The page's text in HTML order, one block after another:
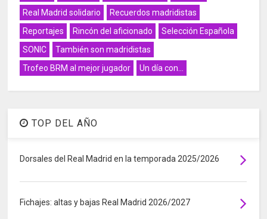
Real Madrid solidario
Recuerdos madridistas
Reportajes
Rincón del aficionado
Selección Española
SONIC
También son madridistas
Trofeo BRM al mejor jugador
Un día con...
TOP DEL AÑO
Dorsales del Real Madrid en la temporada 2025/2026
Fichajes: altas y bajas Real Madrid 2026/2027